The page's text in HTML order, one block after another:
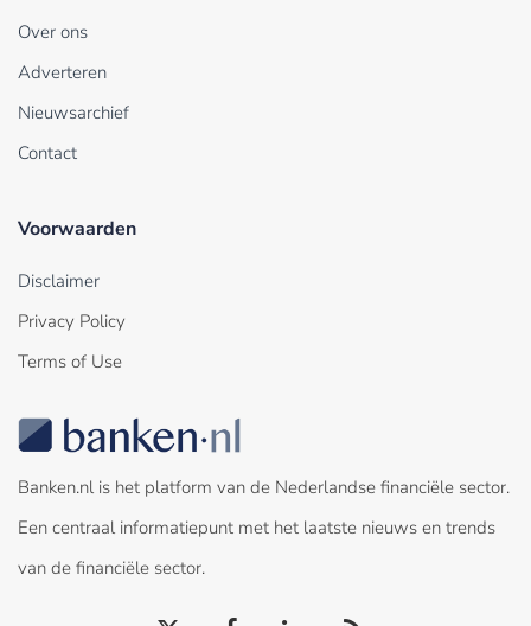
Over ons
Adverteren
Nieuwsarchief
Contact
Voorwaarden
Disclaimer
Privacy Policy
Terms of Use
Banken.nl is het platform van de Nederlandse financiële sector.
Een centraal informatiepunt met het laatste nieuws en trends
van de financiële sector.